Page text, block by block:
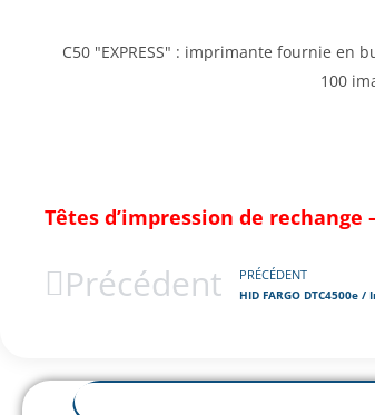
C50 "EXPRESS" : imprimante fournie en
100
Têtes d’impression de rechange
Précédent PRÉCÉDENT
HID FARGO DTC4500e